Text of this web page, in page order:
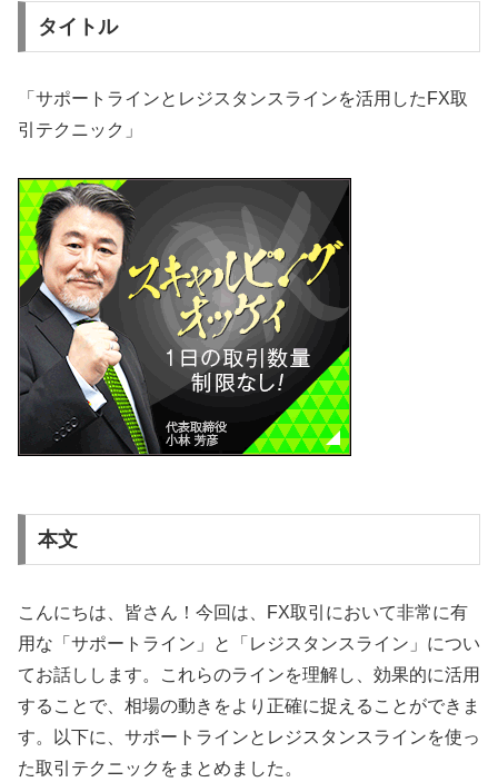
タイトル
「サポートラインとレジスタンスラインを活用したFX取
引テクニック」
本文
こんにちは、皆さん！今回は、FX取引において非常に有
用な「サポートライン」と「レジスタンスライン」につい
てお話しします。これらのラインを理解し、効果的に活用
することで、相場の動きをより正確に捉えることができま
す。以下に、サポートラインとレジスタンスラインを使っ
た取引テクニックをまとめました。